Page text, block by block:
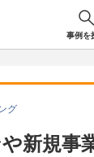
事例を
グ
新規事